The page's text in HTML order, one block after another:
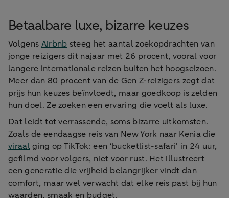
Betaalbare luxe, bizarre keuzes
Volgens Airbnb steeg het aantal zoekopdrachten van
jonge reizigers dit najaar met 26 procent, vooral voor
langere internationale reizen buiten het hoogseizoen.
Meer dan 80 procent van de Gen Z-reizigers zegt dat
prijs hun keuzes beïnvloedt, maar goedkoop is zelden
hun doel. Ze zoeken een ervaring die voelt als luxe.
Dat leidt tot verrassende, soms bizarre uitkomsten.
Zoals de eendaagse reis van New York naar Kenia die
viraalging op TikTok: een ‘bucketlist-safari’ in 24 uur,
gefilmd voor volgers, niet voor rust. Het illustreert
een generatie die vrijheid belangrijker vindt dan
comfort, maar wel verwacht dat elke reis past bij hun
waarden, smaak en budget.